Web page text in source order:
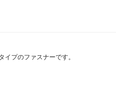
プのファスナーです。